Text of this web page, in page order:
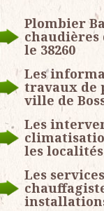
Plombier
chaudières
le 38260
Les
travaux de
ville de
Les
les
Les